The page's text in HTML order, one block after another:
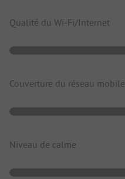
Qualité du Wi-Fi/Internet
Couverture du réseau mobile
Niveau de calme